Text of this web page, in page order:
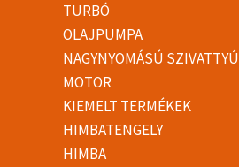
TURBÓ
OLAJPUMPA
NAGYNYOMÁSÚ SZIVATTYÚ
MOTOR
KIEMELT TERMÉKEK
HIMBATENGELY
HIMBA